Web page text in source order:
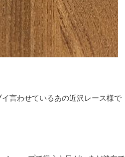
言わせているあの近沢レース様で